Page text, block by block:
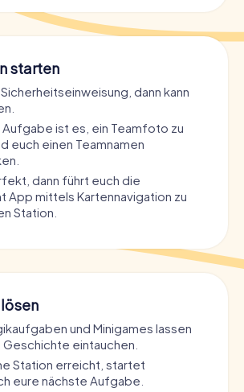
starten
dann kann
ist es, ein Teamfoto zu
euch einen Teamnamen
dann führt euch die
App mittels Kartennavigation zu
Station.
und Minigames lassen
Geschichte eintauchen.
Station erreicht, startet
eure nächste Aufgabe.